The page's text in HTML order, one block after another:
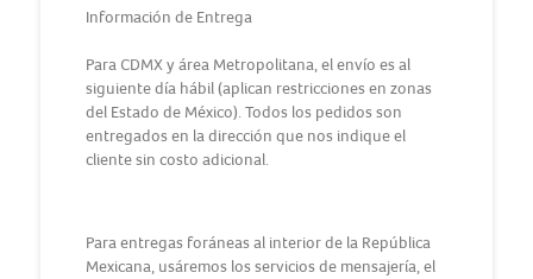
Información de Entrega
Para CDMX y área Metropolitana, el envío es al
siguiente día hábil (aplican restricciones en zonas
del Estado de México). Todos los pedidos son
entregados en la dirección que nos indique el
cliente sin costo adicional.
Para entregas foráneas al interior de la República
Mexicana, usáremos los servicios de mensajería, el